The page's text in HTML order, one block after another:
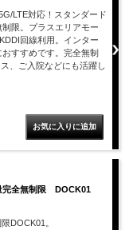
LTE対応！スタンダード
限。プラスエリアモー
回線利用。インター
すすめです。完全無制
、ご入院などにも活躍し
完全無制限 DOCK01
DOCK01。